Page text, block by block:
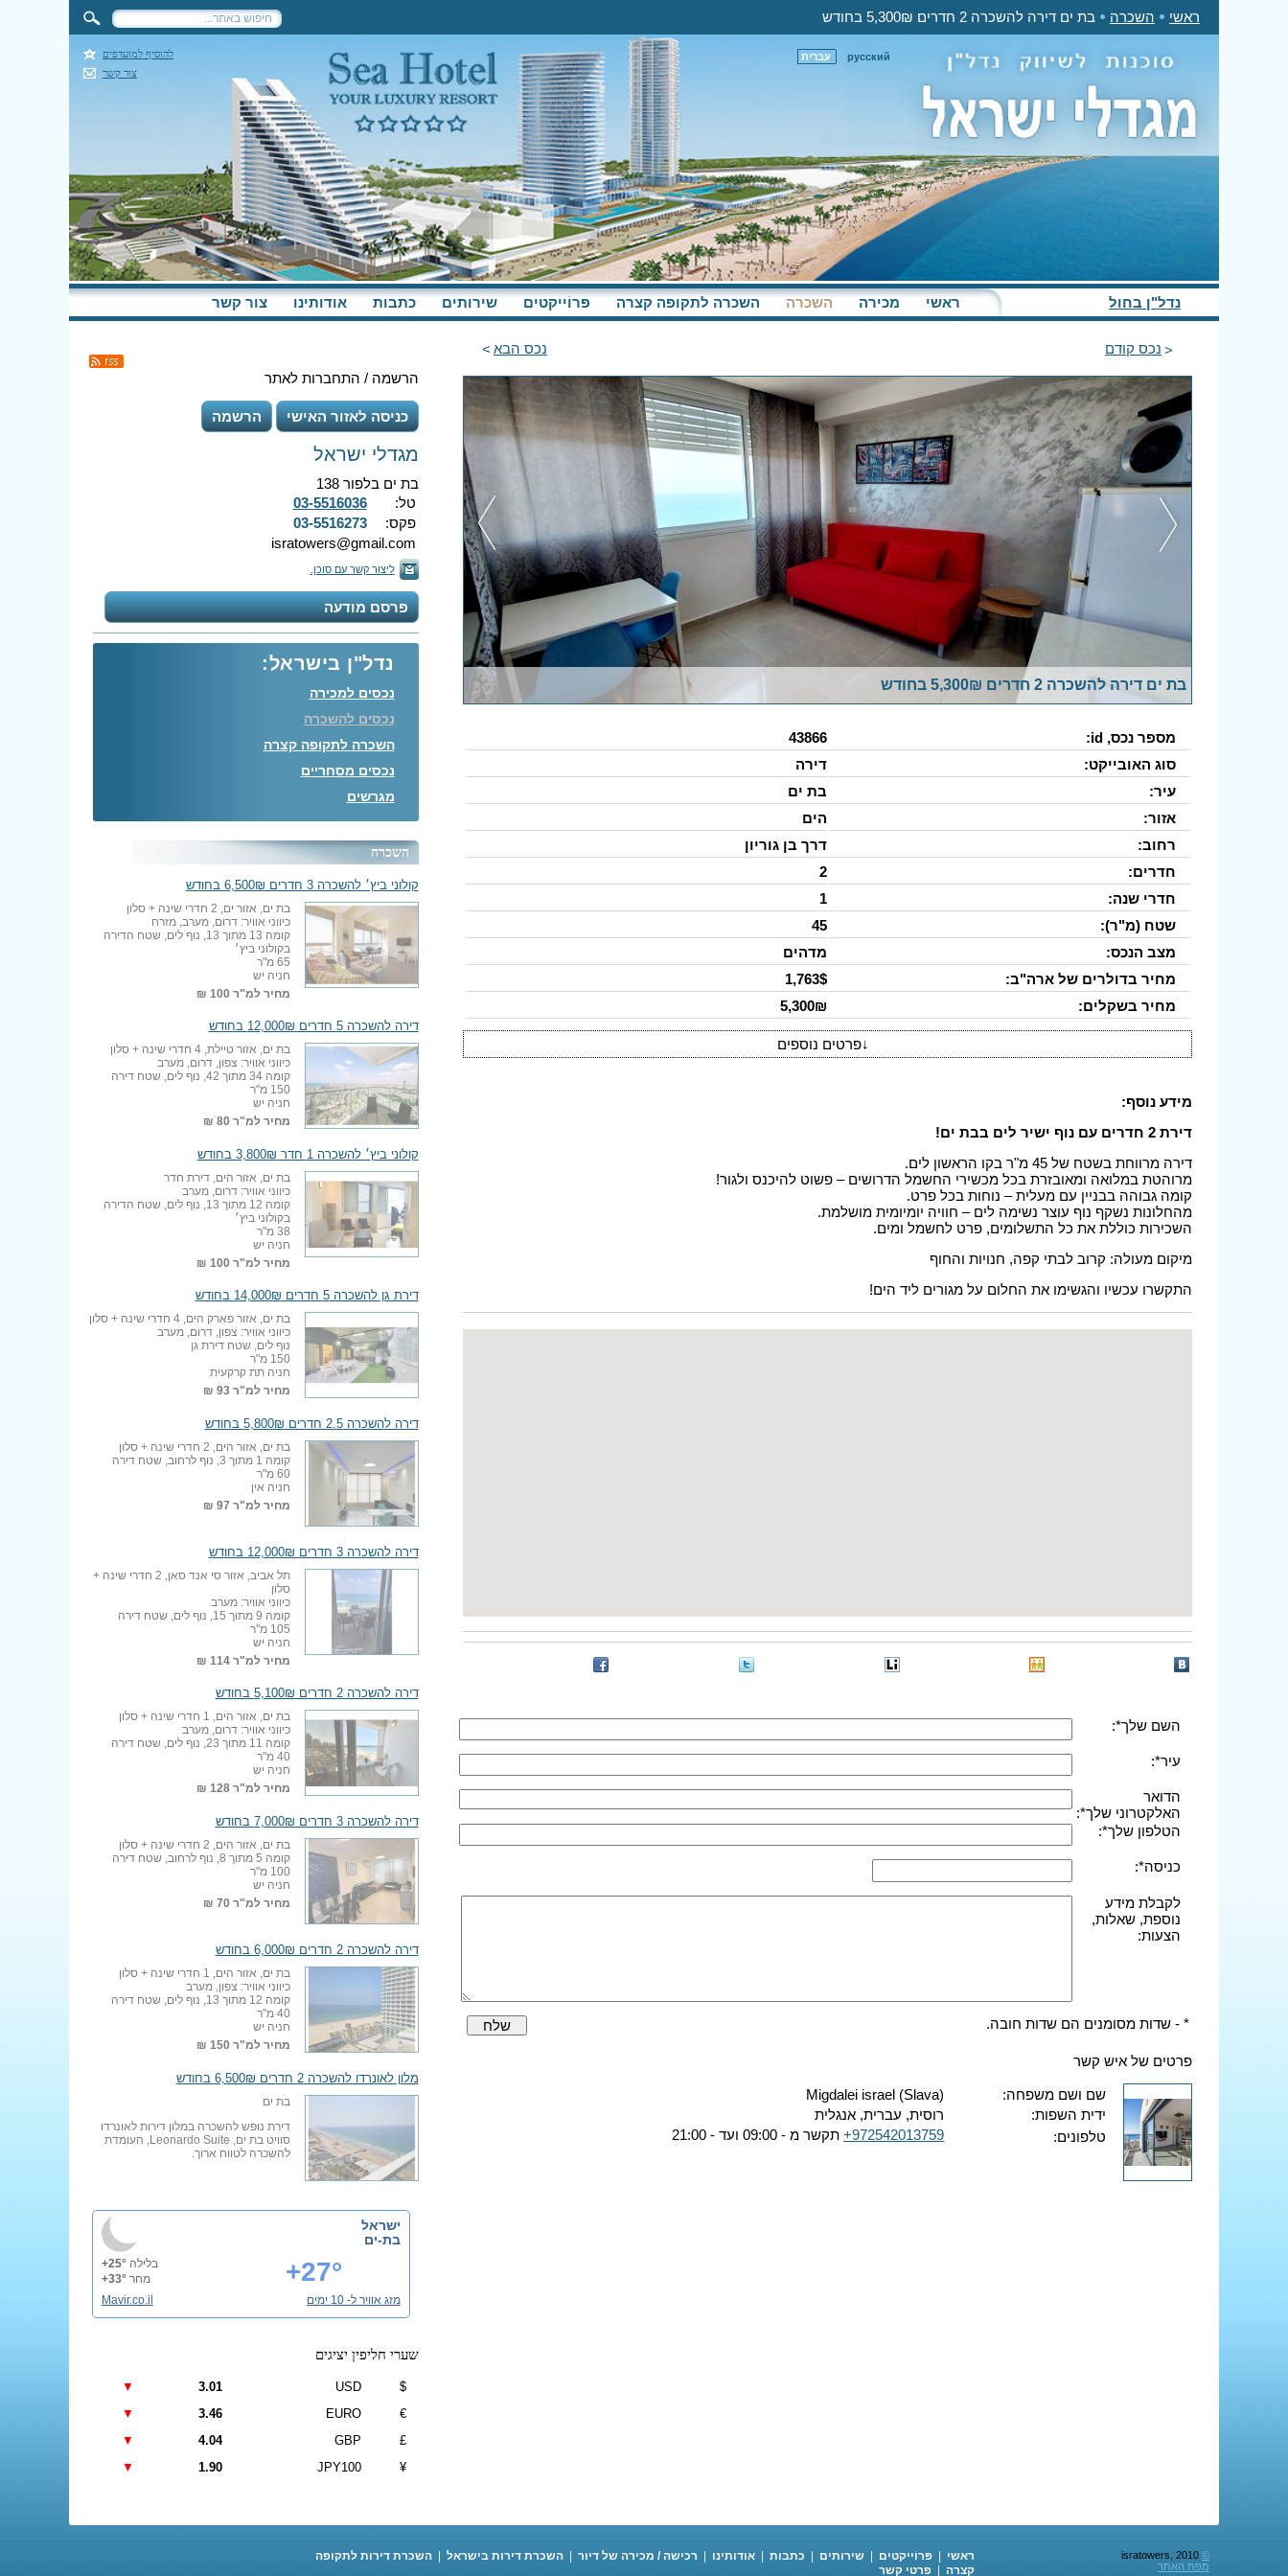
ראשי השכרה בת ים דירה להשכרה 2 חדרים 5,300₪ בחודש
עברית русский
להוסיף למועדפים
צור קשר
נדל"ן בחול ראשי מכירה השכרה השכרה לתקופה קצרה פּרוֹייקטים שירותים כתבות אודותינו צור קשר
נכס קודם נכס הבא
בת ים דירה להשכרה 2 חדרים 5,300₪ בחודש
מספר נכס, id:
43866
סוג האובייקט:
דירה
עיר:
בת ים
אזור:
הים
רחוב:
דרך בן גוריון
חדרים:
2
חדרי שנה:
1
שטח (מ"ר):
45
מצב הנכס:
מדהים
מחיר בדולרים של ארה"ב:
1,763$
מחיר בשקלים:
5,300₪
↓פרטים נוספים
מידע נוסף:
דירת 2 חדרים עם נוף ישיר לים בבת ים!
דירה מרווחת בשטח של 45 מ"ר בקו הראשון לים.
מרוהטת במלואה ומאובזרת בכל מכשירי החשמל הדרושים – פשוט להיכנס ולגור!
קומה גבוהה בבניין עם מעלית – נוחות בכל פרט.
מהחלונות נשקף נוף עוצר נשימה לים – חוויה יומיומית מושלמת.
השכירות כוללת את כל התשלומים, פרט לחשמל ומים.
מיקום מעולה: קרוב לבתי קפה, חנויות והחוף
התקשרו עכשיו והגשימו את החלום על מגורים ליד הים!
השם שלך*:
עיר*:
הדואר
האלקטרוני שלך*:
הטלפון שלך*:
כניסה*:
לקבלת מידע
נוספת, שאלות,
הצעות:
* - שדות מסומנים הם שדות חובה. שלח
פרטים של איש קשר
שם ושם משפחה:
Migdalei israel (Slava)
ידית השפות:
רוסית, עברית, אנגלית
טלפונים:
+972542013759 תקשר מ - 09:00 ועד - 21:00
הרשמה / התחברות לאתר
כניסה לאזור האישי הרשמה
מגדלי ישראל
בת ים בלפור 138
טל:
03-5516036
פקס:
03-5516273
isratowers@gmail.com
ליצור קשר עם סוכן.
פרסם מודעה
נדל"ן בישראל:
נכסים למכירה
נכסים להשכרה
השכרה לתקופה קצרה
נכסים מסחריים
מגרשים
השכרה
קולוני ביץ׳ להשכרה 3 חדרים 6,500₪ בחודש
בת ים, אזור ים, 2 חדרי שינה + סלון
כיווני אוויר: דרום, מערב, מזרח
קומה 13 מתוך 13, נוף לים, שטח הדירה
בקולוני ביץ׳
65 מ"ר
חניה יש
מחיר למ"ר 100 ₪
דירה להשכרה 5 חדרים 12,000₪ בחודש
בת ים, אזור טיילת, 4 חדרי שינה + סלון
כיווני אוויר: צפון, דרום, מערב
קומה 34 מתוך 42, נוף לים, שטח דירה
150 מ"ר
חניה יש
מחיר למ"ר 80 ₪
קולוני ביץ׳ להשכרה 1 חדר 3,800₪ בחודש
בת ים, אזור הים, דירת חדר
כיווני אוויר: דרום, מערב
קומה 12 מתוך 13, נוף לים, שטח הדירה
בקולוני ביץ׳
38 מ"ר
חניה יש
מחיר למ"ר 100 ₪
דירת גן להשכרה 5 חדרים 14,000₪ בחודש
בת ים, אזור פארק הים, 4 חדרי שינה + סלון
כיווני אוויר: צפון, דרום, מערב
נוף לים, שטח דירת גן
150 מ"ר
חניה תת קרקעית
מחיר למ"ר93 ₪
דירה להשכרה 2.5 חדרים 5,800₪ בחודש
בת ים, אזור הים, 2 חדרי שינה + סלון
קומה 1 מתוך 3, נוף לרחוב, שטח דירה
60 מ"ר
חניה אין
מחיר למ"ר 97 ₪
דירה להשכרה 3 חדרים 12,000₪ בחודש
תל אביב, אזור סי אנד סאן, 2 חדרי שינה +
סלון
כיווני אוויר: מערב
קומה 9 מתוך 15, נוף לים, שטח דירה
105 מ"ר
חניה יש
מחיר למ"ר114 ₪
דירה להשכרה 2 חדרים 5,100₪ בחודש
בת ים, אזור הים, 1 חדרי שינה + סלון
כיווני אוויר: דרום, מערב
קומה 11 מתוך 23, נוף לים, שטח דירה
40 מ"ר
חניה יש
מחיר למ"ר128 ₪
דירה להשכרה 3 חדרים 7,000₪ בחודש
בת ים, אזור הים, 2 חדרי שינה + סלון
קומה 5 מתוך 8, נוף לרחוב, שטח דירה
100 מ"ר
חניה יש
מחיר למ"ר 70 ₪
דירה להשכרה 2 חדרים 6,000₪ בחודש
בת ים, אזור הים, 1 חדרי שינה + סלון
כיווני אוויר: צפון, מערב
קומה 12 מתוך 13, נוף לים, שטח דירה
40 מ"ר
חניה יש
מחיר למ"ר 150 ₪
מלון לאונרדו להשכרה 2 חדרים 6,500₪ בחודש
בת ים
דירת נופש להשכרה במלון דירות לאונרדו
סוויט בת ים, Leonardo Suite, העומדת
להשכרה לטווח ארוך.
ישראל
בת-ים
+27° בלילה+25°
מחר+33°
מזג אוויר ל- 10 ימים
Mavir.co.il
שערי חליפין יציגים
$
USD
3.01
▼
€
EURO
3.46
▼
£
GBP
4.04
▼
¥
JPY100
1.90
▼
©
מפת האתר
ראשי פּרוֹייקטים שירותים כתבות אודותינו רכישה / מכירה של דיור השכרת דירות בישראל
השכרת דירות לתקופה
קצרה
פרטי קשר